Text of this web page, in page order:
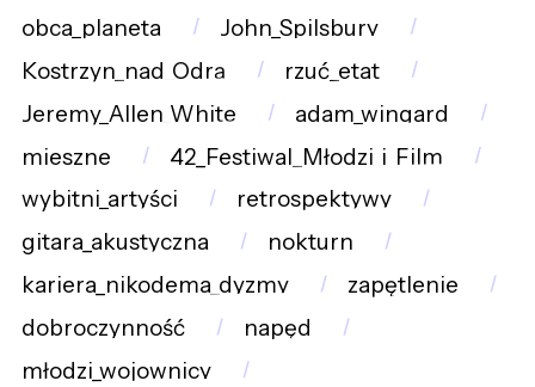
obca_planeta
John_Spilsbury
Kostrzyn_nad_Odrą
rzuć_etat
Jeremy_Allen_White
adam_wingard
mieszne
42_Festiwal_Młodzi_i_Film
wybitni_artyści
retrospektywy
gitara_akustyczna
nokturn
kariera_nikodema_dyzmy
zapętlenie
dobroczynność
napęd
młodzi_wojownicy